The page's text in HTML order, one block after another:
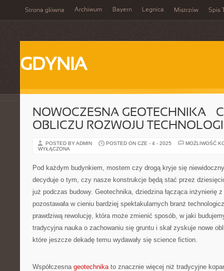
Strona główna Archiwum Bayern Legnica Mistrzów Spis
GDYNIA
NOWOCZESNA GEOTECHNIKA –
OBLICZU ROZWOJU
POSTED BY ADMIN POSTED ON CZE - 4 - 2025
MOŻLIWOŚĆ
WYŁĄCZONA
Pod każdym budynkiem, mostem czy drogą kryje się
decyduje o tym, czy nasze konstrukcje będą stać przez
już podczas budowy. Geotechnika, dziedzina łącząca inżynierię
pozostawała w cieniu bardziej spektakularnych branż
prawdziwą rewolucję, która może zmienić sposób, w jaki
tradycyjna nauka o zachowaniu się gruntu i skał zyskuje nowe
które jeszcze dekadę temu wydawały się science fiction.
Współczesna geotechnikato znacznie więcej niż tradycyjne